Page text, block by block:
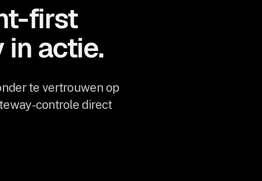
first
in actie.
te vertrouwen op
controle direct